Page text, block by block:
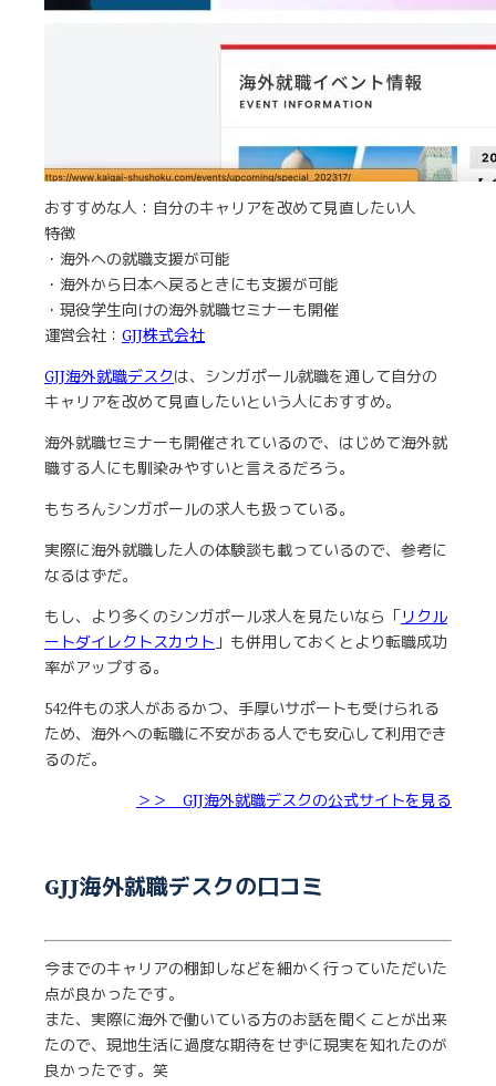
おすすめな人：自分のキャリアを改めて見直したい人
特徴
・海外への就職支援が可能
・海外から日本へ戻るときにも支援が可能
・現役学生向けの海外就職セミナーも開催
運営会社： GJJ株式会社
GJJ海外就職デスクは、シンガポール就職を通して自分の
キャリアを改めて見直したいという人におすすめ。
海外就職セミナーも開催されているので、はじめて海外就
職する人にも馴染みやすいと言えるだろう。
もちろんシンガポールの求人も扱っている。
実際に海外就職した人の体験談も載っているので、参考に
なるはずだ。
もし、より多くのシンガポール求人を見たいなら「 リクル
ートダイレクトスカウト」も併用しておくとより転職成功
率がアップする。
542件もの求人があるかつ、手厚いサポートも受けられる
ため、海外への転職に不安がある人でも安心して利用でき
るのだ。
＞＞ GJJ海外就職デスクの公式サイトを見る
GJJ海外就職デスクの口コミ
今までのキャリアの棚卸しなどを細かく行っていただいた
点が良かったです。
また、実際に海外で働いている方のお話を聞くことが出来
たので、現地生活に過度な期待をせずに現実を知れたのが
良かったです。笑